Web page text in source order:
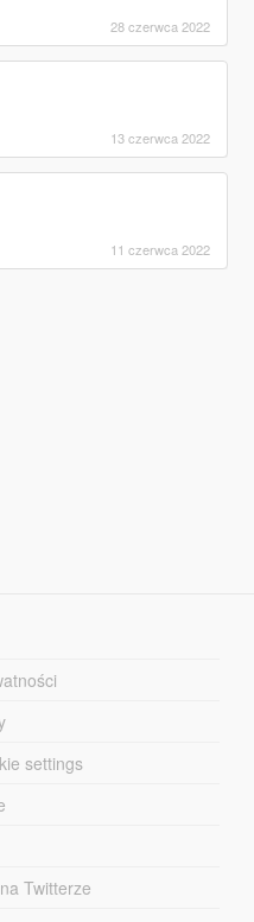
28 czerwca 2022
13 czerwca 2022
11 czerwca 2022
settings
Twitterze